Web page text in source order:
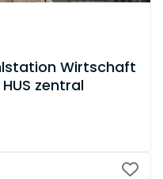
Wirtschaft
zentral